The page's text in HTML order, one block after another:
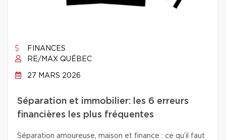
FINANCES
RE/MAX QUÉBEC
27 MARS 2026
Séparation et immobilier: les 6 erreurs
financières les plus fréquentes
Séparation amoureuse, maison et finance : ce qu’il faut